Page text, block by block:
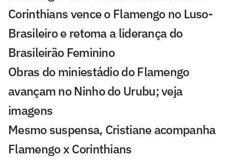
Corinthians vence o Flamengo no Luso-
Brasileiro e retoma a liderança do
Brasileirão Feminino
Obras do miniestádio do Flamengo
avançam no Ninho do Urubu; veja
imagens
Mesmo suspensa, Cristiane acompanha
Flamengo x Corinthians